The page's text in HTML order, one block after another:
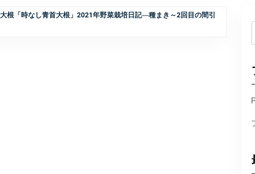
大根「時なし青首大根」2021年野菜栽培日記―種まき～2回目の間引